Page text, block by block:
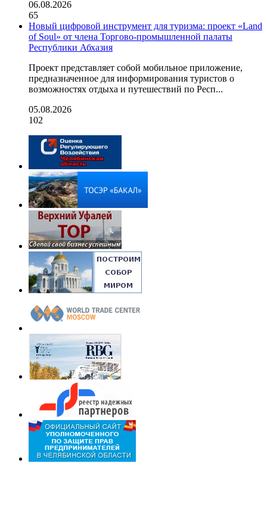
06.08.2026
65
Новый цифровой инструмент для туризма: проект «Land
of Soul» от члена Торгово-промышленной палаты
Республики Абхазия
Проект представляет собой мобильное приложение,
предназначенное для информирования туристов о
возможностях отдыха и путешествий по Респ...
05.08.2026
102